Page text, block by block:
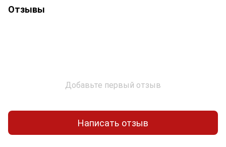
Отзывы
Добавьте первый отзыв
Написать отзыв